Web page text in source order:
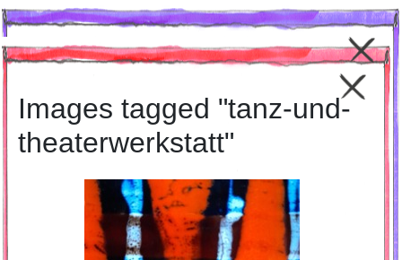
Terminkalender
Images tagged "tanz-und-
theaterwerkstatt"